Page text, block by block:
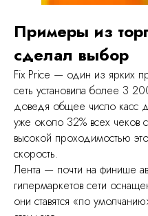
Примеры из
сделал выбор
Fix Price — один из ярких
сеть установила более 3
доведя общее число касс
уже около 32% всех чеков
высокой проходимостью
скорость.
Лента — почти на финише
гипермаркетов сети
они ставятся «по